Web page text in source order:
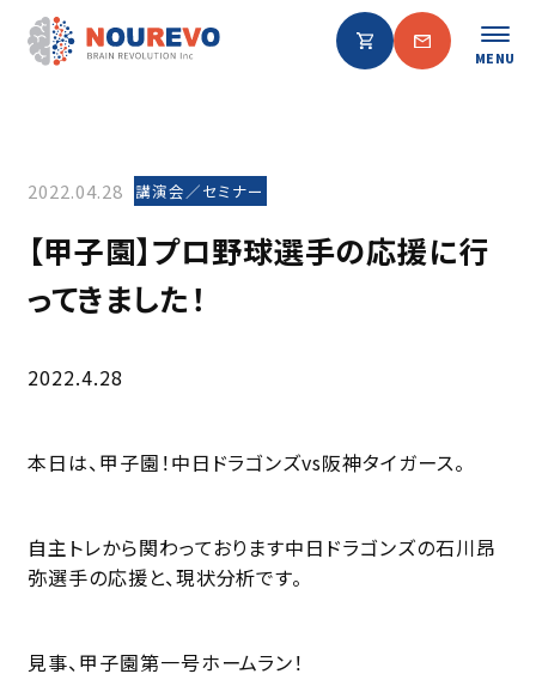
MENU
2022.04.28 講演会／セミナー
【甲子園】プロ野球選手の応援に行
ってきました！
2022.4.28
本日は、甲子園！中日ドラゴンズvs阪神タイガース。
自主トレから関わっております中日ドラゴンズの石川昂
弥選手の応援と、現状分析です。
見事、甲子園第一号ホームラン！